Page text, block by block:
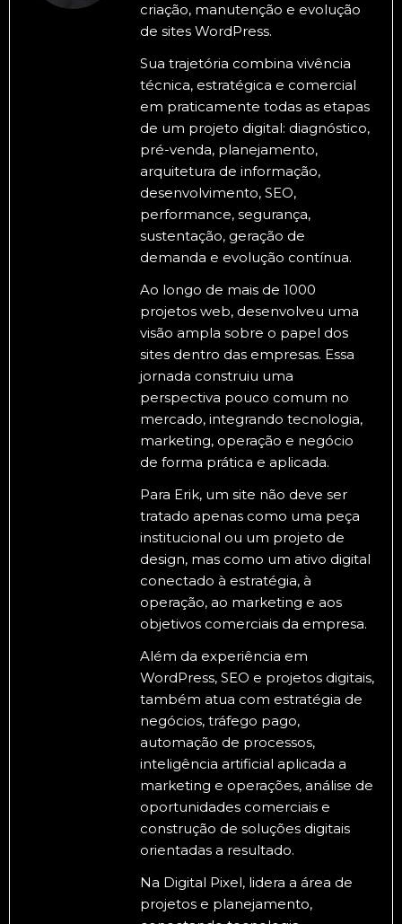
criação, manutenção e evolução
de sites WordPress.
Sua trajetória combina vivência
técnica, estratégica e comercial
em praticamente todas as etapas
de um projeto digital: diagnóstico,
pré-venda, planejamento,
arquitetura de informação,
desenvolvimento, SEO,
performance, segurança,
sustentação, geração de
demanda e evolução contínua.
Ao longo de mais de 1000
projetos web, desenvolveu uma
visão ampla sobre o papel dos
sites dentro das empresas. Essa
jornada construiu uma
perspectiva pouco comum no
mercado, integrando tecnologia,
marketing, operação e negócio
de forma prática e aplicada.
Para Erik, um site não deve ser
tratado apenas como uma peça
institucional ou um projeto de
design, mas como um ativo digital
conectado à estratégia, à
operação, ao marketing e aos
objetivos comerciais da empresa.
Além da experiência em
WordPress, SEO e projetos digitais,
também atua com estratégia de
negócios, tráfego pago,
automação de processos,
inteligência artificial aplicada a
marketing e operações, análise de
oportunidades comerciais e
construção de soluções digitais
orientadas a resultado.
Na Digital Pixel, lidera a área de
projetos e planejamento,